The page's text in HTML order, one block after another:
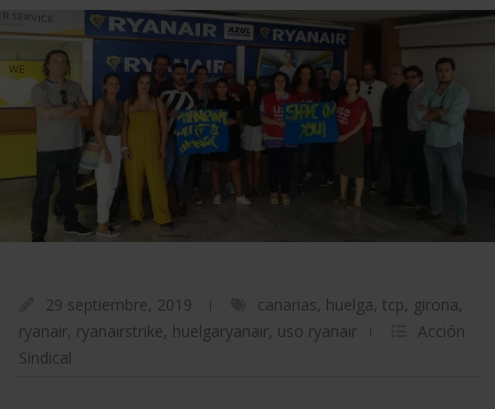
29 septiembre, 2019 canarias, huelga, tcp, girona,
ryanair, ryanairstrike, huelgaryanair, uso ryanair
Acción
Sindical